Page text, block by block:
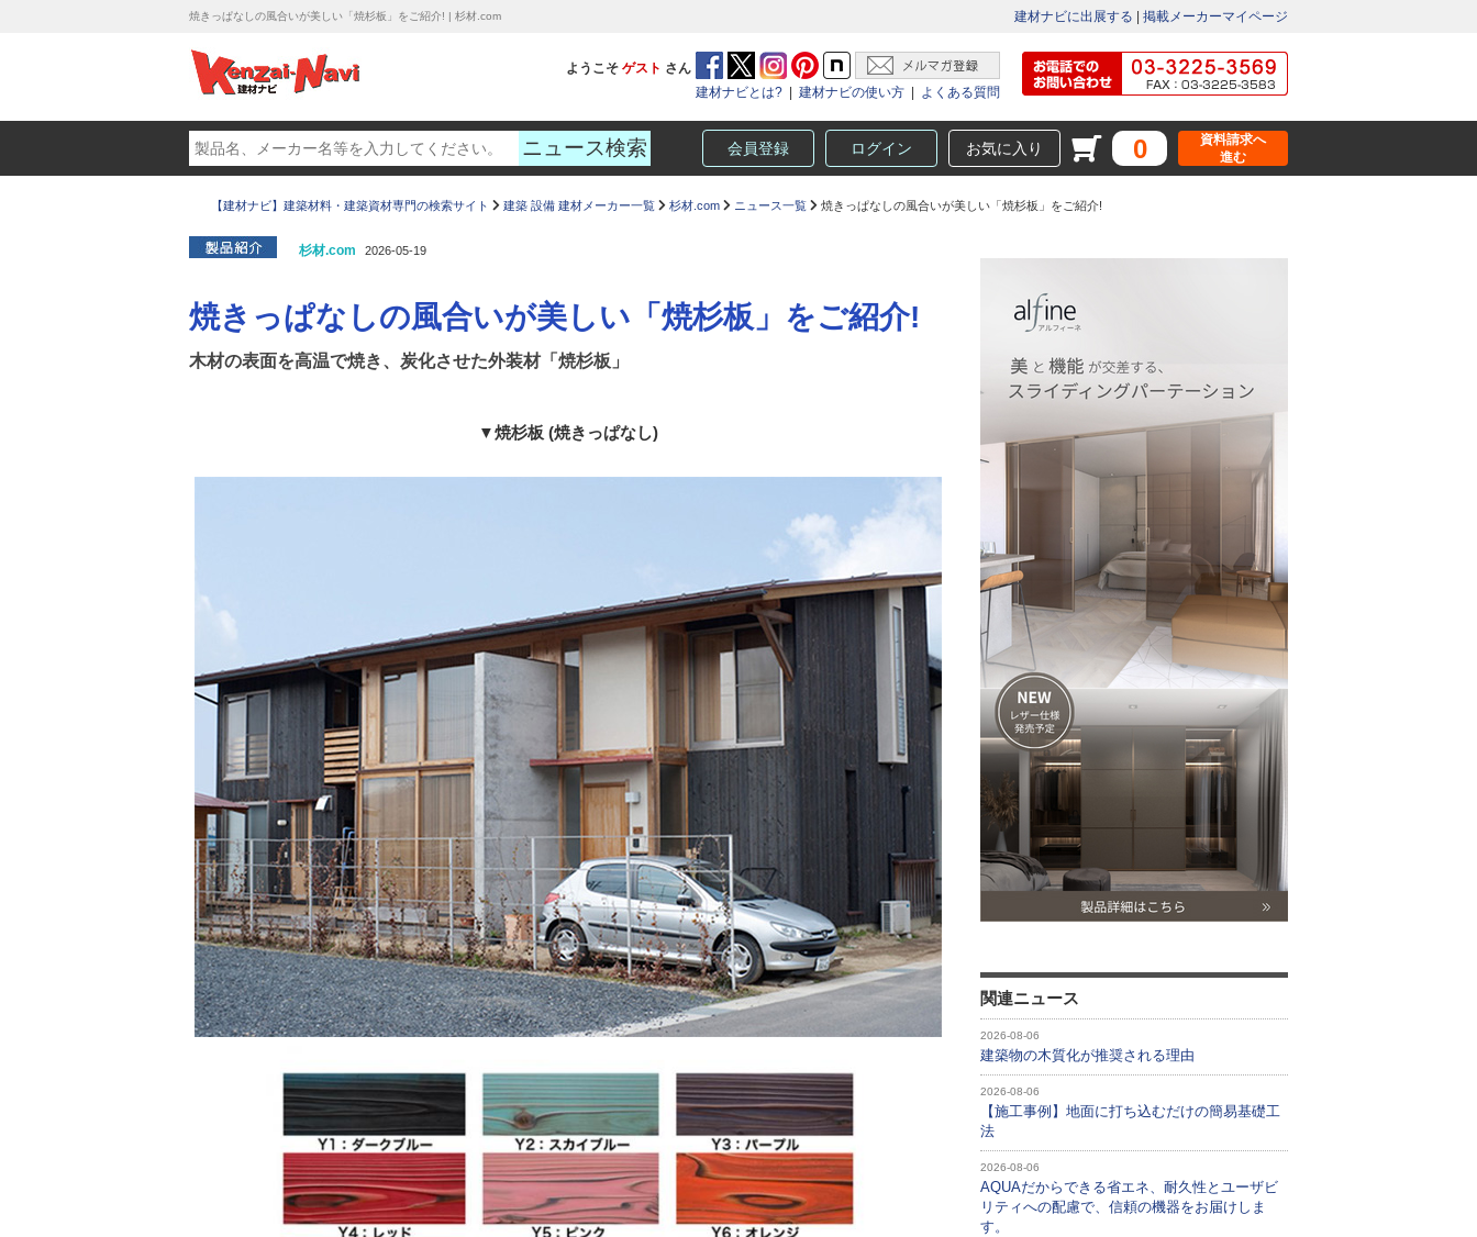
焼きっぱなしの風合いが美しい「焼杉板」をご紹介! | 杉材.com 建材ナビに出展する 掲載メーカーマイページ
ようこそ ゲスト さん
建材ナビとは?
建材ナビの使い方 よくある質問
会員登録 ログイン お気に入り 0
資料請求へ
進む
【建材ナビ】建築材料・建築資材専門の検索サイト 建築 設備 建材メーカー一覧 杉材.com ニュース一覧 焼きっぱなしの風合いが美しい「焼杉板」をご紹介!
杉材.com 2026-05-19
焼きっぱなしの風合いが美しい「焼杉板」をご紹介!
木材の表面を高温で焼き、炭化させた外装材「焼杉板」
▼焼杉板 (焼きっぱなし)
関連ニュース
2026-08-06
建築物の木質化が推奨される理由
2026-08-06
【施工事例】地面に打ち込むだけの簡易基礎工
法
2026-08-06
AQUAだからできる省エネ、耐久性とユーザビ
リティへの配慮で、信頼の機器をお届けしま
す。